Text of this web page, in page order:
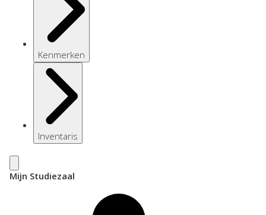
Kenmerken
Inventaris
Mijn Studiezaal